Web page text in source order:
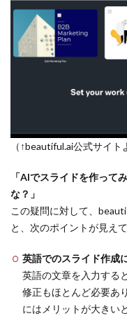
（↑beautiful.ai公式サイト
「AIでスライドを作って
な？」
この疑問に対して、
と、次のポイントが見えて
英語でのスライド作成
英語の文章を入力する
修正もほとんど必要あ
にはメリットが大きい